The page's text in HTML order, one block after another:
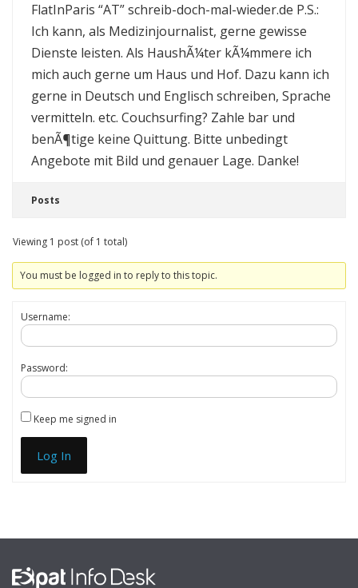
FlatInParis “AT” schreib-doch-mal-wieder.de P.S.:
Ich kann, als Medizinjournalist, gerne gewisse
Dienste leisten. Als HaushÃ¼ter kÃ¼mmere ich
mich auch gerne um Haus und Hof. Dazu kann ich
gerne in Deutsch und Englisch schreiben, Sprache
vermitteln. etc. Couchsurfing? Zahle bar und
benÃ¶tige keine Quittung. Bitte unbedingt
Angebote mit Bild und genauer Lage. Danke!
Posts
Viewing 1 post (of 1 total)
You must be logged in to reply to this topic.
Username:
Password:
Keep me signed in
Log In